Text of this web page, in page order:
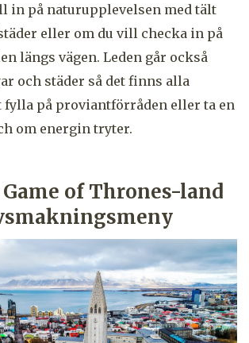
in på naturupplevelsen med tält
eller om du vill checka in på
längs vägen. Leden går också
och städer så det finns alla
på proviantförråden eller ta en
om energin tryter.
of Thrones-land